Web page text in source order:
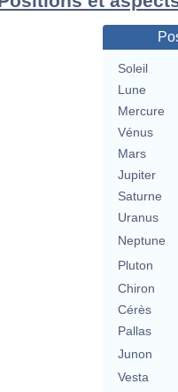
Soleil
Lune
Mercure
Vénus
Mars
Jupiter
Saturne
Uranus
Neptune
Pluton
Chiron
Cérès
Pallas
Junon
Vesta